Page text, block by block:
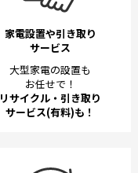
家電設置や引き取り
サービス
大型家電の設置も
お任せで！
リサイクル・引き取り
サービス(有料)も！